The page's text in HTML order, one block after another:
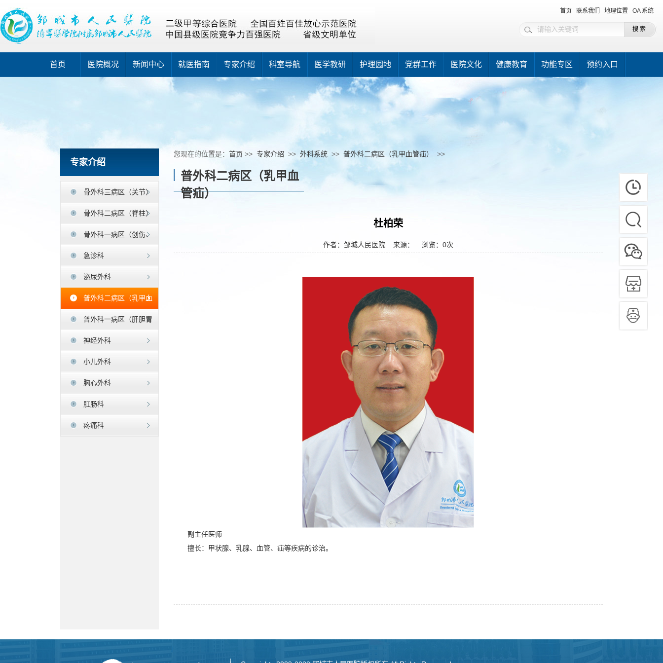
首页 联系我们 地理位置 OA 系统
首页 医院概况 新闻中心 就医指南 专家介绍 科室导航 医学教研 护理园地 党群工作 医院文化 健康教育 功能专区 预约入口
专家介绍
骨外科三病区（关节）
骨外科二病区（脊柱）
骨外科一病区（创伤、
足踝外科）
急诊科
泌尿外科
普外科二病区（乳甲血
管疝）
普外科一病区（肝胆胃
肠)
神经外科
小儿外科
胸心外科
肛肠科
疼痛科
您现在的位置是： 首页 >> 专家介绍 >> 外科系统 >> 普外科二病区（乳甲血管疝） >>
普外科二病区（乳甲血
管疝）
杜柏荣
作者：邹城人民医院 来源： 浏览： 0次
副主任医师
擅长：甲状腺、乳腺、血管、疝等疾病的诊治。